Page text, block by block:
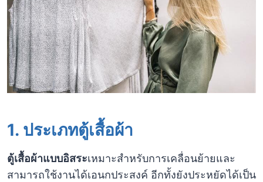
1. ประเภทตู้เสื้อผ้า
ตู้เสื้อผ้าแบบอิสระเหมาะสำหรับการเคลื่อนย้ายและ
สามารถใช้งานได้เอนกประสงค์ อีกทั้งยังประหยัดได้เป็น